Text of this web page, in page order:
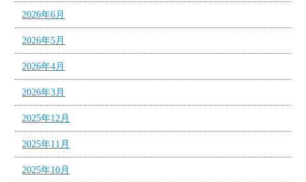
2026年6月
2026年5月
2026年4月
2026年3月
2025年12月
2025年11月
2025年10月